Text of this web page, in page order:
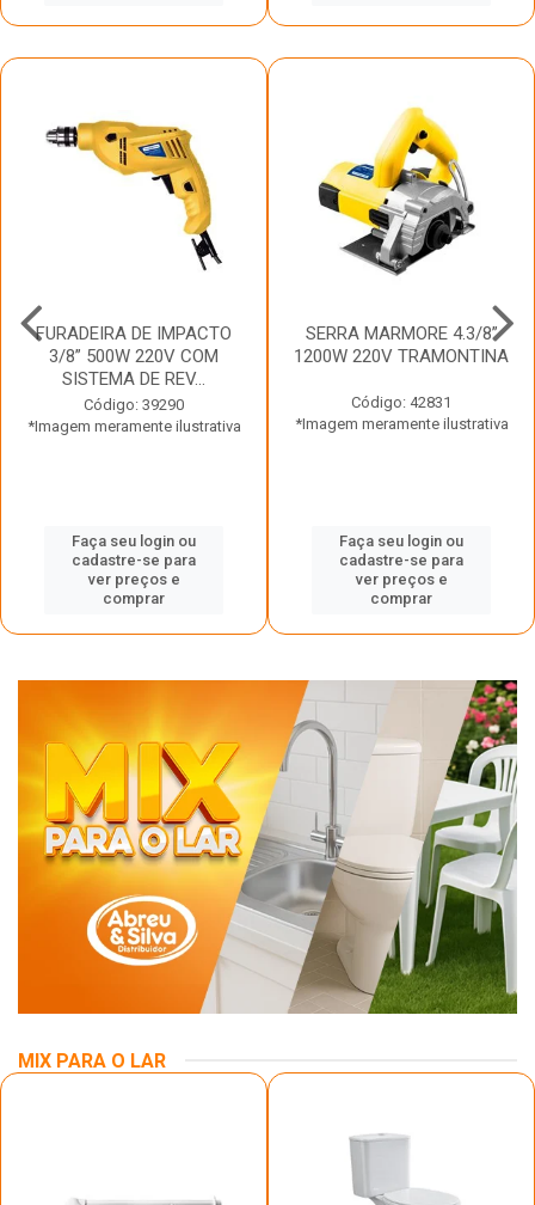
FURADEIRA DE IMPACTO
3/8” 500W 220V COM
SISTEMA DE REV...
Código: 39290
*Imagem meramente ilustrativa
Faça seu login ou
cadastre-se para
ver preços e
comprar
SERRA MARMORE 4.3/8”
1200W 220V TRAMONTINA
Código: 42831
*Imagem meramente ilustrativa
Faça seu login ou
cadastre-se para
ver preços e
comprar
MIX PARA O LAR